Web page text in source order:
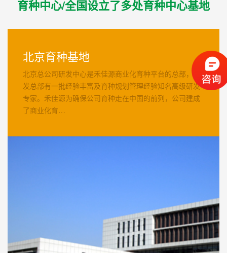
育种中心/全国设立了多处育种中心基地
北京育种基地
北京总公司研发中心是禾佳源商业化育种平台的总部，研
发总部有一批经验丰富及育种规划管理经验知名高级研发
专家。禾佳源为确保公司育种走在中国的前列，公司建成
了商业化育…